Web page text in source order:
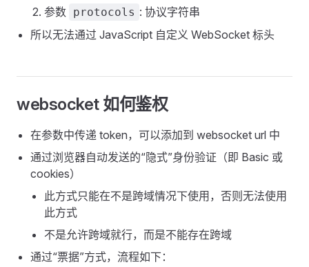
参数 protocols : 协议字符串
所以无法通过 JavaScript 自定义 WebSocket 标头
websocket 如何鉴权
在参数中传递 token，可以添加到 websocket url 中
通过浏览器自动发送的“隐式”身份验证（即 Basic 或
cookies）
此方式只能在不是跨域情况下使用，否则无法使用
此方式
不是允许跨域就行，而是不能存在跨域
通过“票据”方式，流程如下：